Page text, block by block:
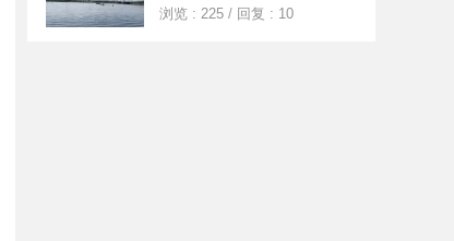
浏览 : 225 / 回复 : 10